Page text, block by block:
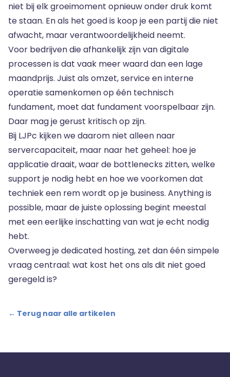
niet bij elk groeimoment opnieuw onder druk komt
te staan. En als het goed is koop je een partij die niet
afwacht, maar verantwoordelijkheid neemt.
Voor bedrijven die afhankelijk zijn van digitale
processen is dat vaak meer waard dan een lage
maandprijs. Juist als omzet, service en interne
operatie samenkomen op één technisch
fundament, moet dat fundament voorspelbaar zijn.
Daar mag je gerust kritisch op zijn.
Bij LJPc kijken we daarom niet alleen naar
servercapaciteit, maar naar het geheel: hoe je
applicatie draait, waar de bottlenecks zitten, welke
support je nodig hebt en hoe we voorkomen dat
techniek een rem wordt op je business. Anything is
possible, maar de juiste oplossing begint meestal
met een eerlijke inschatting van wat je echt nodig
hebt.
Overweeg je dedicated hosting, zet dan één simpele
vraag centraal: wat kost het ons als dit niet goed
geregeld is?
← Terug naar alle artikelen